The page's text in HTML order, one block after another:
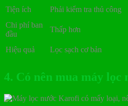
Tiện ích
Phải kiểm tra thủ công
Chi phí ban
đầu
Thấp hơn
Hiệu quả Lọc sạch cơ bản
4. Có nên mua máy lọc